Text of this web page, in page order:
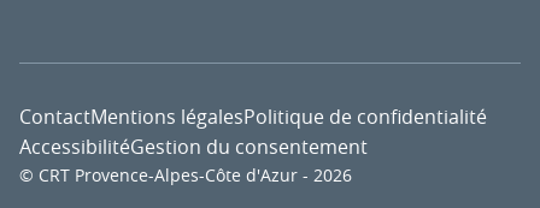
© CRT Provence-Alpes-Côte d'Azur - 2026
ContactMentions légalesPolitique de confidentialité
AccessibilitéGestion du consentement